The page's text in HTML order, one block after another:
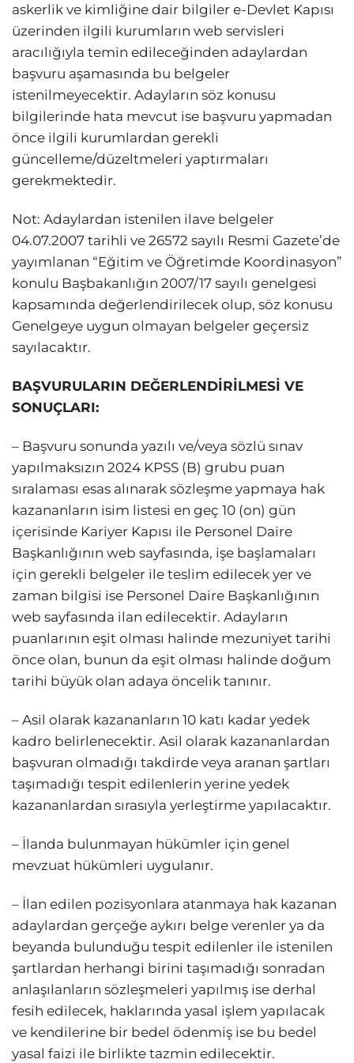
askerlik ve kimliğine dair bilgiler e-Devlet Kapısı
üzerinden ilgili kurumların web servisleri
aracılığıyla temin edileceğinden adaylardan
başvuru aşamasında bu belgeler
istenilmeyecektir. Adayların söz konusu
bilgilerinde hata mevcut ise başvuru yapmadan
önce ilgili kurumlardan gerekli
güncelleme/düzeltmeleri yaptırmaları
gerekmektedir.
Not: Adaylardan istenilen ilave belgeler
04.07.2007 tarihli ve 26572 sayılı Resmi Gazete’de
yayımlanan “Eğitim ve Öğretimde Koordinasyon”
konulu Başbakanlığın 2007/17 sayılı genelgesi
kapsamında değerlendirilecek olup, söz konusu
Genelgeye uygun olmayan belgeler geçersiz
sayılacaktır.
BAŞVURULARIN DEĞERLENDİRİLMESİ VE
SONUÇLARI:
– Başvuru sonunda yazılı ve/veya sözlü sınav
yapılmaksızın 2024 KPSS (B) grubu puan
sıralaması esas alınarak sözleşme yapmaya hak
kazananların isim listesi en geç 10 (on) gün
içerisinde Kariyer Kapısı ile Personel Daire
Başkanlığının web sayfasında, işe başlamaları
için gerekli belgeler ile teslim edilecek yer ve
zaman bilgisi ise Personel Daire Başkanlığının
web sayfasında ilan edilecektir. Adayların
puanlarının eşit olması halinde mezuniyet tarihi
önce olan, bunun da eşit olması halinde doğum
tarihi büyük olan adaya öncelik tanınır.
– Asil olarak kazananların 10 katı kadar yedek
kadro belirlenecektir. Asil olarak kazananlardan
başvuran olmadığı takdirde veya aranan şartları
taşımadığı tespit edilenlerin yerine yedek
kazananlardan sırasıyla yerleştirme yapılacaktır.
– İlanda bulunmayan hükümler için genel
mevzuat hükümleri uygulanır.
– İlan edilen pozisyonlara atanmaya hak kazanan
adaylardan gerçeğe aykırı belge verenler ya da
beyanda bulunduğu tespit edilenler ile istenilen
şartlardan herhangi birini taşımadığı sonradan
anlaşılanların sözleşmeleri yapılmış ise derhal
fesih edilecek, haklarında yasal işlem yapılacak
ve kendilerine bir bedel ödenmiş ise bu bedel
yasal faizi ile birlikte tazmin edilecektir.